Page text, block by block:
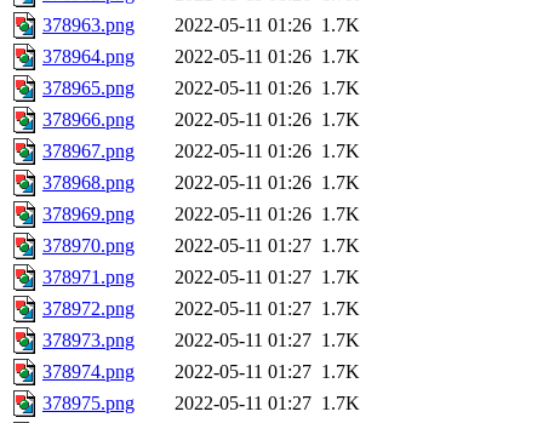
378963.png
2022-05-11 01:26 1.7K
378964.png
2022-05-11 01:26 1.7K
378965.png
2022-05-11 01:26 1.7K
378966.png
2022-05-11 01:26 1.7K
378967.png
2022-05-11 01:26 1.7K
378968.png
2022-05-11 01:26 1.7K
378969.png
2022-05-11 01:26 1.7K
378970.png
2022-05-11 01:27 1.7K
378971.png
2022-05-11 01:27 1.7K
378972.png
2022-05-11 01:27 1.7K
378973.png
2022-05-11 01:27 1.7K
378974.png
2022-05-11 01:27 1.7K
378975.png
2022-05-11 01:27 1.7K